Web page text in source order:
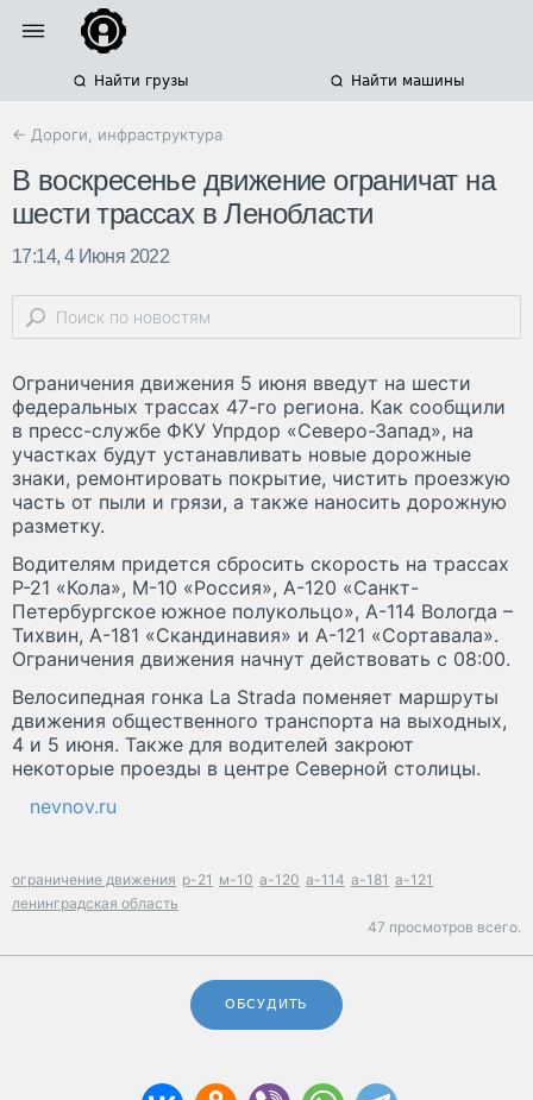
Найти грузы Найти машины
← Дороги, инфраструктура
В воскресенье движение ограничат на
шести трассах в Ленобласти
17:14, 4 Июня 2022
Ограничения движения 5 июня введут на шести
федеральных трассах 47-го региона. Как сообщили
в пресс-службе ФКУ Упрдор «Северо-Запад», на
участках будут устанавливать новые дорожные
знаки, ремонтировать покрытие, чистить проезжую
часть от пыли и грязи, а также наносить дорожную
разметку.
Водителям придется сбросить скорость на трассах
Р-21 «Кола», М-10 «Россия», А-120 «Санкт-
Петербургское южное полукольцо», А-114 Вологда –
Тихвин, А-181 «Скандинавия» и А-121 «Сортавала».
Ограничения движения начнут действовать с 08:00.
Велосипедная гонка La Strada поменяет маршруты
движения общественного транспорта на выходных,
4 и 5 июня. Также для водителей закроют
некоторые проезды в центре Северной столицы.
nevnov.ru
ограничение движения р-21 м-10 а-120 а-114 а-181 а-121
ленинградская область
47 просмотров всего.
ОБСУДИТЬ